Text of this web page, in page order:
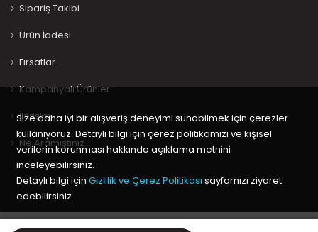
Sipariş Takibi
Ürün İadesi
Fırsatlar
Kampanyalı Ürünler
İletişim
Ne Aramıştınız…
Copyright © 2020 Keyif Bebesi | Kids & Toys, GeliştiriciKabuk
Size daha iyi bir alışveriş deneyimi sunabilmek için çerezler
kullanıyoruz. Detaylı bilgi için çerez politikamızı ve kişisel
verilerin korunması hakkında açıklama metnini
inceleyebilirsiniz.
Detaylı bilgi için Gizlilik ve Çerez Politikası sayfamızı ziyaret
edebilirsiniz.